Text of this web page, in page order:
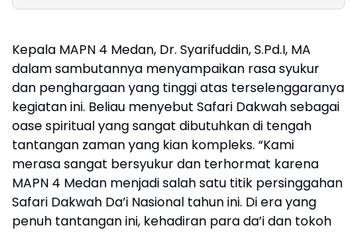
Kecantikan Asal
Kepala MAPN 4 Medan, Dr. Syarifuddin, S.Pd.I, MA
dalam sambutannya menyampaikan rasa syukur
dan penghargaan yang tinggi atas terselenggaranya
kegiatan ini. Beliau menyebut Safari Dakwah sebagai
oase spiritual yang sangat dibutuhkan di tengah
tantangan zaman yang kian kompleks. “Kami
merasa sangat bersyukur dan terhormat karena
MAPN 4 Medan menjadi salah satu titik persinggahan
Safari Dakwah Da’i Nasional tahun ini. Di era yang
penuh tantangan ini, kehadiran para da’i dan tokoh